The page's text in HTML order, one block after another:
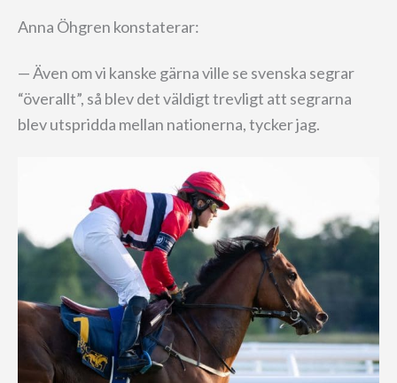
Anna Öhgren konstaterar:
— Även om vi kanske gärna ville se svenska segrar
“överallt”, så blev det väldigt trevligt att segrarna
blev utspridda mellan nationerna, tycker jag.